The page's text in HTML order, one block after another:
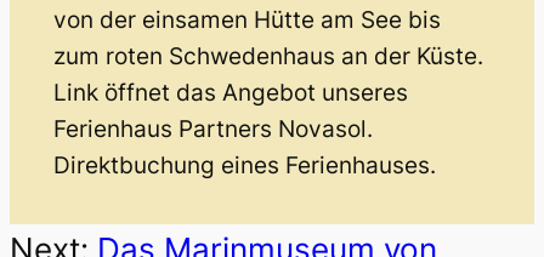
von der einsamen Hütte am See bis
zum roten Schwedenhaus an der Küste.
Link öffnet das Angebot unseres
Ferienhaus Partners Novasol.
Direktbuchung eines Ferienhauses.
Next: Das Marinmuseum von